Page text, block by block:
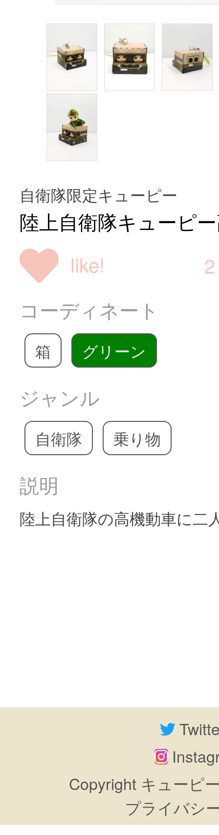
自衛隊限定キューピー
陸上自衛隊キューピ
like!
2
コーディネート
箱 グリーン
ジャンル
自衛隊 乗り物
説明
陸上自衛隊の高機動車に二
Copyright キューピ
プライバシ